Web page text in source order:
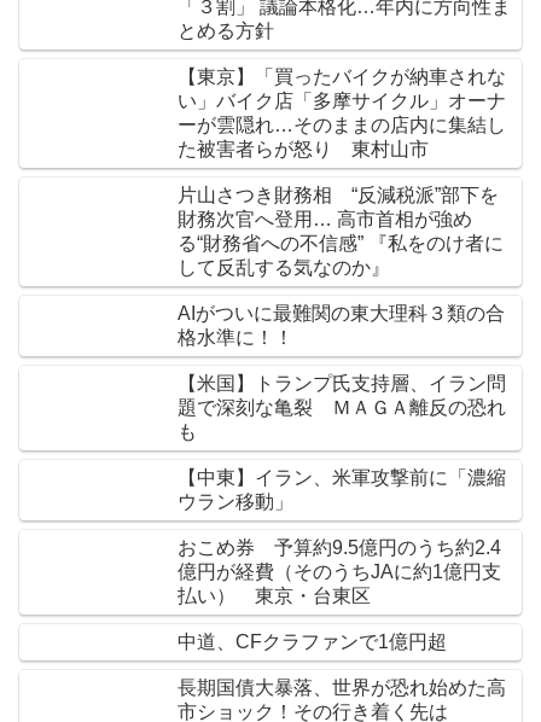
「３割」 議論本格化…年内に方向性ま
とめる方針
【東京】「買ったバイクが納車されな
い」バイク店「多摩サイクル」オーナ
ーが雲隠れ…そのままの店内に集結し
た被害者らが怒り 東村山市
片山さつき財務相 “反減税派”部下を
財務次官へ登用… 高市首相が強め
る“財務省への不信感” 『私をのけ者に
して反乱する気なのか』
AIがついに最難関の東大理科３類の合
格水準に！！
【米国】トランプ氏支持層、イラン問
題で深刻な亀裂 ＭＡＧＡ離反の恐れ
も
【中東】イラン、米軍攻撃前に「濃縮
ウラン移動」
おこめ券 予算約9.5億円のうち約2.4
億円が経費（そのうちJAに約1億円支
払い） 東京・台東区
中道、CFクラファンで1億円超
長期国債大暴落、世界が恐れ始めた高
市ショック！その行き着く先は